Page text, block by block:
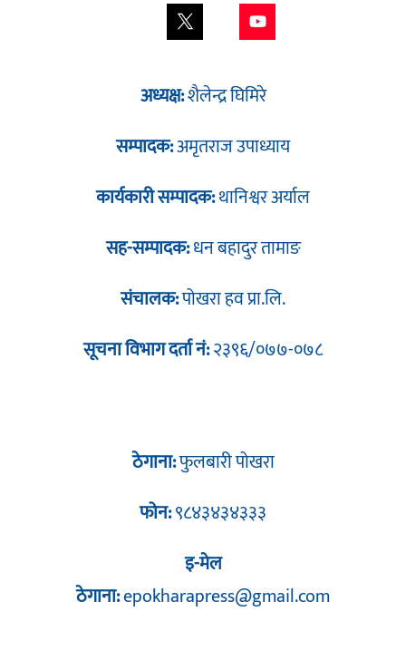
अध्यक्ष:शैलेन्द्र घिमिरे
सम्पादक:अमृतराज उपाध्याय
कार्यकारी सम्पादक:थानिश्वर अर्याल
सह-सम्पादक:धन बहादुर तामाङ
संचालक:पोखरा हव प्रा.लि.
सूचना विभाग दर्ता नं:२३९६/०७७-०७८
ठेगाना:फुलबारी पोखरा
फोन:९८४३४३४३३३
इ-मेल
ठेगाना:epokharapress@gmail.com